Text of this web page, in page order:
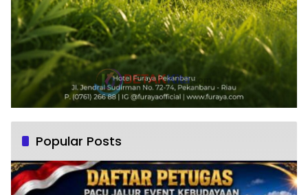
Popular Posts